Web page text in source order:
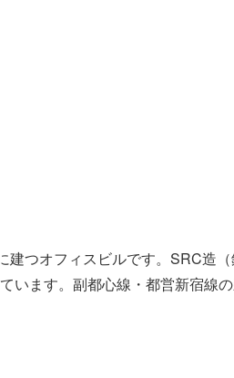
建つオフィスビルです。SRC造
います。副都心線・都営新宿線